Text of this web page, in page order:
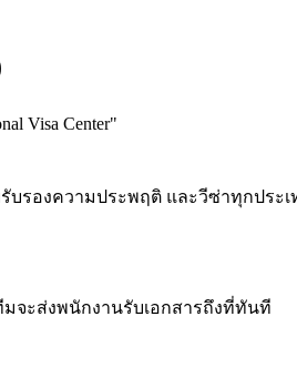
Visa Center"
รับรองความประพฤติ และวีซ่าทุกป
มจะส่งพนักงานรับเอกสารถึงที่ทันที